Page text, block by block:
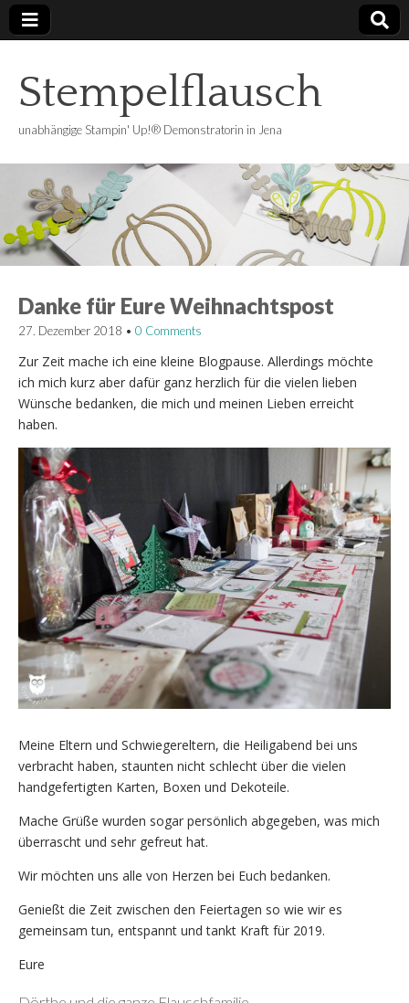
Stempelflausch
unabhängige Stampin' Up!® Demonstratorin in Jena
Danke für Eure Weihnachtspost
27. Dezember 2018 • 0 Comments
Zur Zeit mache ich eine kleine Blogpause. Allerdings möchte
ich mich kurz aber dafür ganz herzlich für die vielen lieben
Wünsche bedanken, die mich und meinen Lieben erreicht
haben.
Meine Eltern und Schwiegereltern, die Heiligabend bei uns
verbracht haben, staunten nicht schlecht über die vielen
handgefertigten Karten, Boxen und Dekoteile.
Mache Grüße wurden sogar persönlich abgegeben, was mich
überrascht und sehr gefreut hat.
Wir möchten uns alle von Herzen bei Euch bedanken.
Genießt die Zeit zwischen den Feiertagen so wie wir es
gemeinsam tun, entspannt und tankt Kraft für 2019.
Eure